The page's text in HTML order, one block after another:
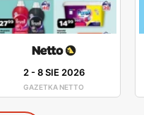
2-8 SIE 2026
GAZETKA NETTO